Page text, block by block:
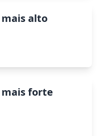
mais alto
mais forte